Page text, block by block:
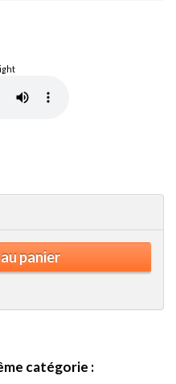
panier
catégorie :